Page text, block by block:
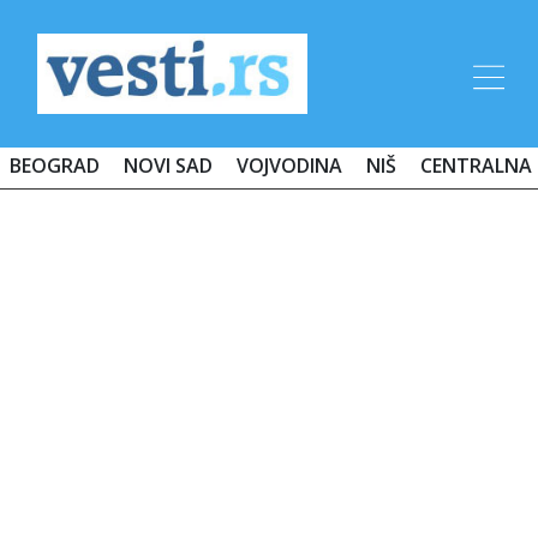
BEOGRAD NOVI SAD VOJVODINA NIŠ CENTRALNA